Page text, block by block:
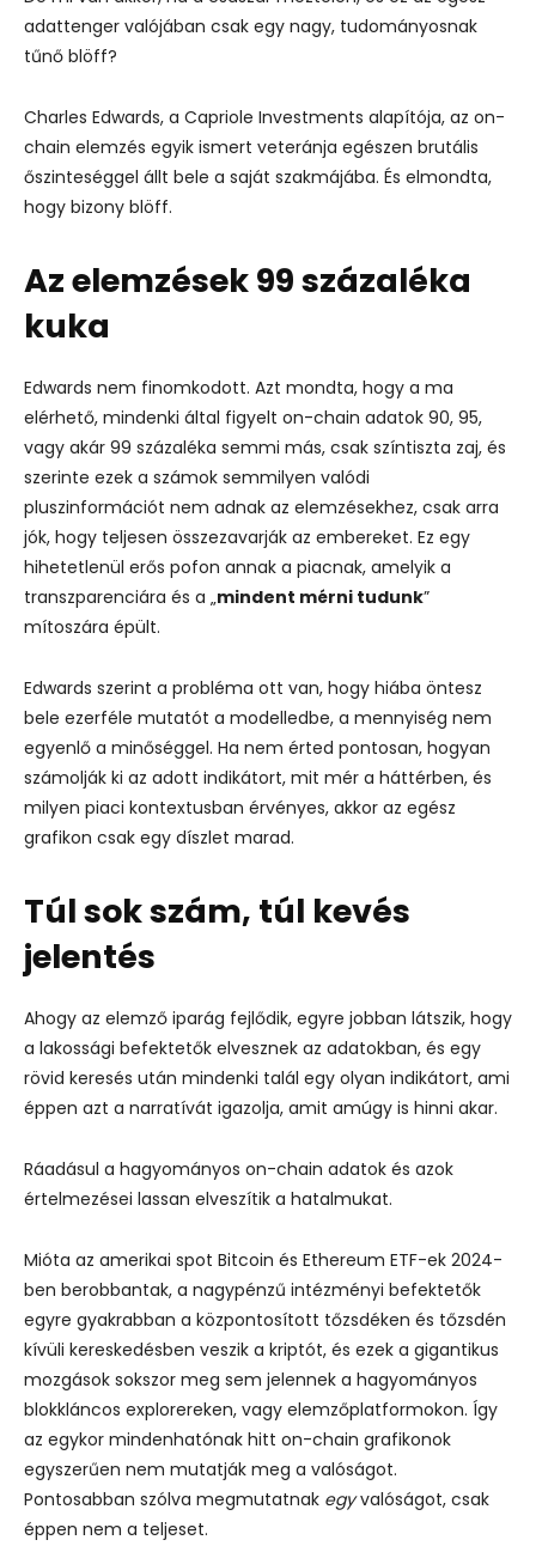
adattenger valójában csak egy nagy, tudományosnak
tűnő blöff?
Charles Edwards, a Capriole Investments alapítója, az on-
chain elemzés egyik ismert veteránja egészen brutális
őszinteséggel állt bele a saját szakmájába. És elmondta,
hogy bizony blöff.
Az elemzések 99 százaléka
kuka
Edwards nem finomkodott. Azt mondta, hogy a ma
elérhető, mindenki által figyelt on-chain adatok 90, 95,
vagy akár 99 százaléka semmi más, csak színtiszta zaj, és
szerinte ezek a számok semmilyen valódi
pluszinformációt nem adnak az elemzésekhez, csak arra
jók, hogy teljesen összezavarják az embereket. Ez egy
hihetetlenül erős pofon annak a piacnak, amelyik a
transzparenciára és a „mindent mérni tudunk”
mítoszára épült.
Edwards szerint a probléma ott van, hogy hiába öntesz
bele ezerféle mutatót a modelledbe, a mennyiség nem
egyenlő a minőséggel. Ha nem érted pontosan, hogyan
számolják ki az adott indikátort, mit mér a háttérben, és
milyen piaci kontextusban érvényes, akkor az egész
grafikon csak egy díszlet marad.
Túl sok szám, túl kevés
jelentés
Ahogy az elemző iparág fejlődik, egyre jobban látszik, hogy
a lakossági befektetők elvesznek az adatokban, és egy
rövid keresés után mindenki talál egy olyan indikátort, ami
éppen azt a narratívát igazolja, amit amúgy is hinni akar.
Ráadásul a hagyományos on-chain adatok és azok
értelmezései lassan elveszítik a hatalmukat.
Mióta az amerikai spot Bitcoin és Ethereum ETF-ek 2024-
ben berobbantak, a nagypénzű intézményi befektetők
egyre gyakrabban a központosított tőzsdéken és tőzsdén
kívüli kereskedésben veszik a kriptót, és ezek a gigantikus
mozgások sokszor meg sem jelennek a hagyományos
blokkláncos explorereken, vagy elemzőplatformokon. Így
az egykor mindenhatónak hitt on-chain grafikonok
egyszerűen nem mutatják meg a valóságot.
Pontosabban szólva megmutatnak egyvalóságot, csak
éppen nem a teljeset.